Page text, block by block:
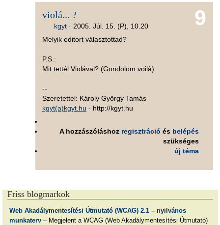
9
violá... ?
kgyt· 2005. Júl. 15. (P), 10.20
Melyik editort választottad?
P.S.:
Mit tettél Violával? (Gondolom voilà)
--
Szeretettel: Károly György Tamás
kgyt(a)kgyt.hu - http://kgyt.hu
A hozzászóláshoz regisztráció és belépés
szükséges
új téma
Friss blogmarkok
Web Akadálymentesítési Útmutató (WCAG) 2.1 – nyilvános
munkaterv– Megjelent a WCAG (Web Akadálymentesítési Útmutató)